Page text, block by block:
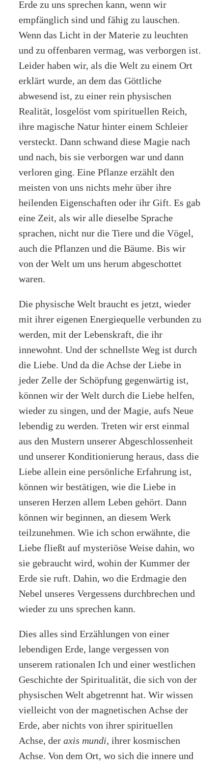
Erde zu uns sprechen kann, wenn wir
empfänglich sind und fähig zu lauschen.
Wenn das Licht in der Materie zu leuchten
und zu offenbaren vermag, was verborgen ist.
Leider haben wir, als die Welt zu einem Ort
erklärt wurde, an dem das Göttliche
abwesend ist, zu einer rein physischen
Realität, losgelöst vom spirituellen Reich,
ihre magische Natur hinter einem Schleier
versteckt. Dann schwand diese Magie nach
und nach, bis sie verborgen war und dann
verloren ging. Eine Pflanze erzählt den
meisten von uns nichts mehr über ihre
heilenden Eigenschaften oder ihr Gift. Es gab
eine Zeit, als wir alle dieselbe Sprache
sprachen, nicht nur die Tiere und die Vögel,
auch die Pflanzen und die Bäume. Bis wir
von der Welt um uns herum abgeschottet
waren.
Die physische Welt braucht es jetzt, wieder
mit ihrer eigenen Energiequelle verbunden zu
werden, mit der Lebenskraft, die ihr
innewohnt. Und der schnellste Weg ist durch
die Liebe. Und da die Achse der Liebe in
jeder Zelle der Schöpfung gegenwärtig ist,
können wir der Welt durch die Liebe helfen,
wieder zu singen, und der Magie, aufs Neue
lebendig zu werden. Treten wir erst einmal
aus den Mustern unserer Abgeschlossenheit
und unserer Konditionierung heraus, dass die
Liebe allein eine persönliche Erfahrung ist,
können wir bestätigen, wie die Liebe in
unseren Herzen allem Leben gehört. Dann
können wir beginnen, an diesem Werk
teilzunehmen. Wie ich schon erwähnte, die
Liebe fließt auf mysteriöse Weise dahin, wo
sie gebraucht wird, wohin der Kummer der
Erde sie ruft. Dahin, wo die Erdmagie den
Nebel unseres Vergessens durchbrechen und
wieder zu uns sprechen kann.
Dies alles sind Erzählungen von einer
lebendigen Erde, lange vergessen von
unserem rationalen Ich und einer westlichen
Geschichte der Spiritualität, die sich von der
physischen Welt abgetrennt hat. Wir wissen
vielleicht von der magnetischen Achse der
Erde, aber nichts von ihrer spirituellen
Achse, der axis mundi, ihrer kosmischen
Achse. Von dem Ort, wo sich die innere und